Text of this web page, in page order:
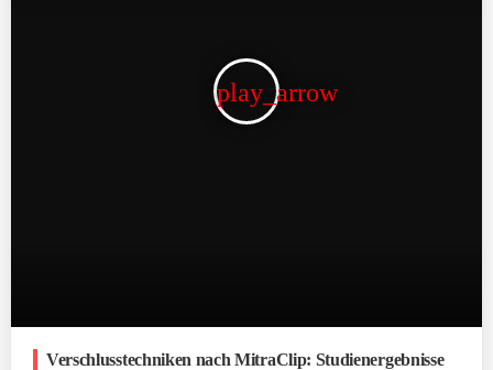
play_arrow
Verschlusstechniken nach MitraClip: Studienergebnisse